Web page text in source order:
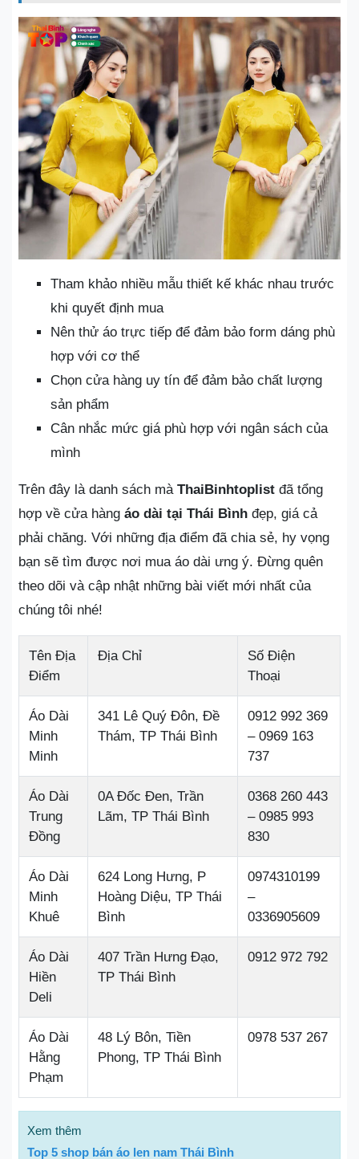
Tham khảo nhiều mẫu thiết kế khác nhau trước
khi quyết định mua
Nên thử áo trực tiếp để đảm bảo form dáng phù
hợp với cơ thể
Chọn cửa hàng uy tín để đảm bảo chất lượng
sản phẩm
Cân nhắc mức giá phù hợp với ngân sách của
mình
Trên đây là danh sách mà ThaiBinhtoplist đã tổng
hợp về cửa hàng áo dài tại Thái Bình đẹp, giá cả
phải chăng. Với những địa điểm đã chia sẻ, hy vọng
bạn sẽ tìm được nơi mua áo dài ưng ý. Đừng quên
theo dõi và cập nhật những bài viết mới nhất của
chúng tôi nhé!
Tên Địa
Điểm
Địa Chỉ
Số Điện
Thoại
Áo Dài
Minh
Minh
341 Lê Quý Đôn, Đề
Thám, TP Thái Bình
0912 992 369
– 0969 163
737
Áo Dài
Trung
Đồng
0A Đốc Đen, Trần
Lãm, TP Thái Bình
0368 260 443
– 0985 993
830
Áo Dài
Minh
Khuê
624 Long Hưng, P
Hoàng Diệu, TP Thái
Bình
0974310199
–
0336905609
Áo Dài
Hiền
Deli
407 Trần Hưng Đạo,
TP Thái Bình
0912 972 792
Áo Dài
Hằng
Phạm
48 Lý Bôn, Tiền
Phong, TP Thái Bình
0978 537 267
Xem thêm
Top 5 shop bán áo len nam Thái Bình